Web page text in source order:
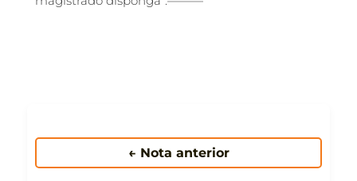
← Nota anterior